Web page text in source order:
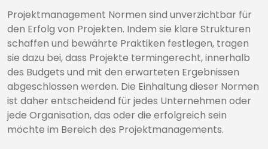
Projektmanagement Normen sind unverzichtbar für
den Erfolg von Projekten. Indem sie klare Strukturen
schaffen und bewährte Praktiken festlegen, tragen
sie dazu bei, dass Projekte termingerecht, innerhalb
des Budgets und mit den erwarteten Ergebnissen
abgeschlossen werden. Die Einhaltung dieser Normen
ist daher entscheidend für jedes Unternehmen oder
jede Organisation, das oder die erfolgreich sein
möchte im Bereich des Projektmanagements.